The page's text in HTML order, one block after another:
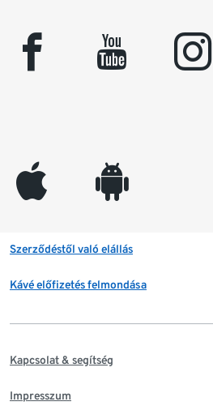
facebook youtube instagram
appleinc android
Szerződéstől való elállás
Kávé előfizetés felmondása
Kapcsolat & segítség
Impresszum